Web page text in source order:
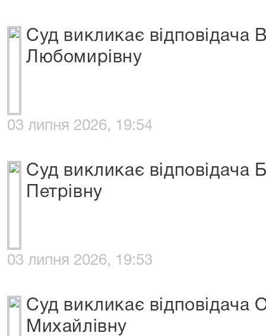
Суд викликає відповідача
Любомирівну
03 липня 2026, 19:54
Суд викликає відповідача
Петрівну
03 липня 2026, 19:53
Суд викликає відповідача
Михайлівну